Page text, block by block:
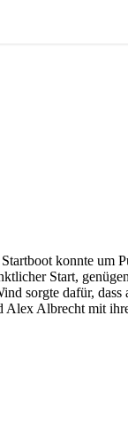
konnte um
Start,
sorgte dafür,
Alex Albrecht mit